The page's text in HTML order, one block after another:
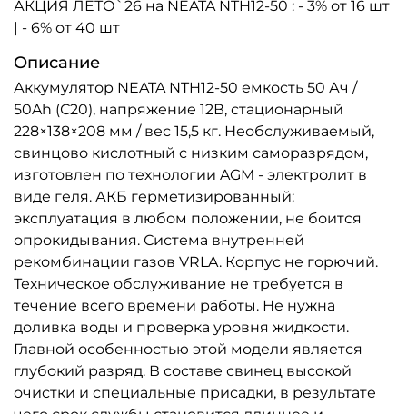
АКЦИЯ ЛЕТО`26 на NEATA NTH12-50 : - 3% от 16 шт
| - 6% от 40 шт
Описание
Аккумулятор NEATA NTH12-50 емкость 50 Ач /
50Ah (С20), напряжение 12В, стационарный
228×138×208 мм / вес 15,5 кг. Необслуживаемый,
свинцово кислотный с низким саморазрядом,
изготовлен по технологии AGM - электролит в
виде геля. АКБ герметизированный:
эксплуатация в любом положении, не боится
опрокидывания. Система внутренней
рекомбинации газов VRLA. Корпус не горючий.
Техническое обслуживание не требуется в
течение всего времени работы. Не нужна
доливка воды и проверка уровня жидкости.
Главной особенностью этой модели является
глубокий разряд. В составе свинец высокой
очистки и специальные присадки, в результате